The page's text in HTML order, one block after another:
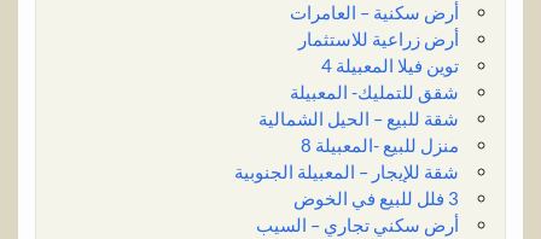
أرض سكنية – العامرات
أرض زراعية للاستثمار
توين فيلا المعبيلة 4
شقق للتمليك- المعبيلة
شقة للبيع – الحيل الشمالية
منزل للبيع -المعبيلة 8
شقة للإيجار – المعبيلة الجنوبية
3 فلل للبيع في الخوض
أرض سكني تجاري – السيب